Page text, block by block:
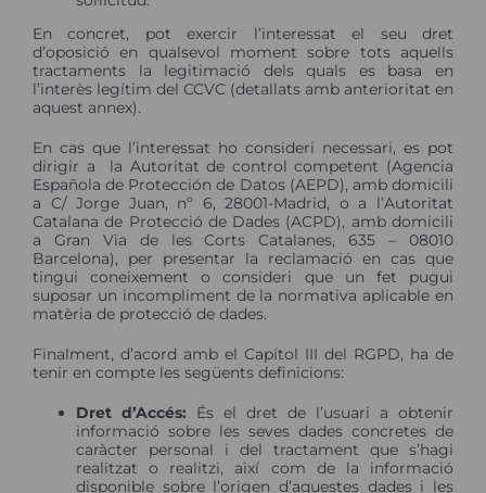
En concret, pot exercir l’interessat el seu dret
d’oposició en qualsevol moment sobre tots aquells
tractaments la legitimació dels quals es basa en
l’interès legítim del CCVC (detallats amb anterioritat en
aquest annex).
En cas que l’interessat ho consideri necessari, es pot
dirigir a la Autoritat de control competent (Agencia
Española de Protección de Datos (AEPD), amb domicili
a C/ Jorge Juan, nº 6, 28001-Madrid, o a l’Autoritat
Catalana de Protecció de Dades (ACPD), amb domicili
a Gran Via de les Corts Catalanes, 635 – 08010
Barcelona), per presentar la reclamació en cas que
tingui coneixement o consideri que un fet pugui
suposar un incompliment de la normativa aplicable en
matèria de protecció de dades.
Finalment, d’acord amb el Capítol III del RGPD, ha de
tenir en compte les següents definicions:
Dret d’Accés: És el dret de l’usuari a obtenir
informació sobre les seves dades concretes de
caràcter personal i del tractament que s’hagi
realitzat o realitzi, així com de la informació
disponible sobre l’origen d’aquestes dades i les